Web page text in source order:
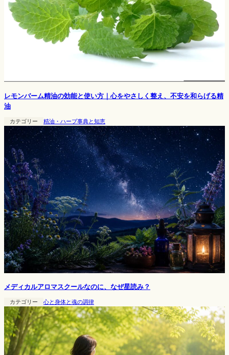
レモンバーム精油の効能と使い方｜心をやさしく整え、不安を和らげる精
油
カテゴリー 精油・ハーブ事典と知恵
メディカルアロマスクールなのに、なぜ星読み？
カテゴリー 心と身体と魂の調律